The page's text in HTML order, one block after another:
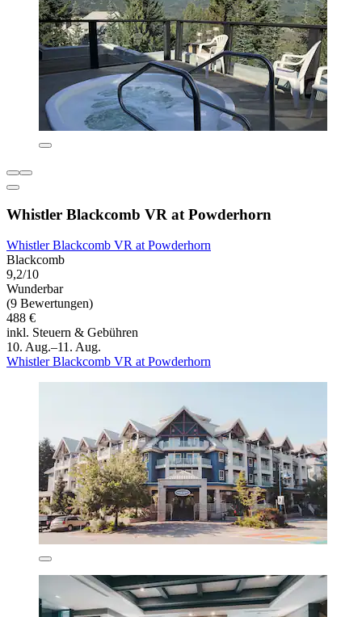
Whistler Blackcomb VR at Powderhorn
Whistler Blackcomb VR at Powderhorn
Blackcomb
9,2/10
Wunderbar
(9 Bewertungen)
488 €
inkl. Steuern & Gebühren
10. Aug.–11. Aug.
Whistler Blackcomb VR at Powderhorn